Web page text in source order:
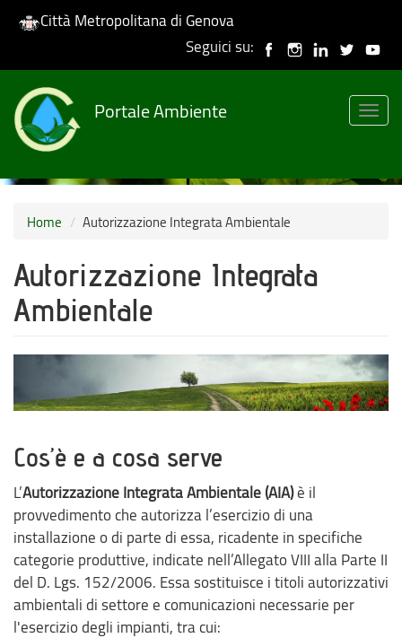
Salta
contenuto
principale
Città Metropolitana di Genova
Seguici su:
Portale Ambiente
Home Autorizzazione Integrata Ambientale
Autorizzazione Integrata
Ambientale
Cos’è e a cosa serve
L’Autorizzazione Integrata Ambientale (AIA)è il
provvedimento che autorizza l’esercizio di una
installazione o di parte di essa, ricadente in specifiche
categorie produttive, indicate nell’Allegato VIII alla Parte II
del D. Lgs. 152/2006. Essa sostituisce i titoli autorizzativi
ambientali di settore e comunicazioni necessarie per
l'esercizio degli impianti, tra cui: